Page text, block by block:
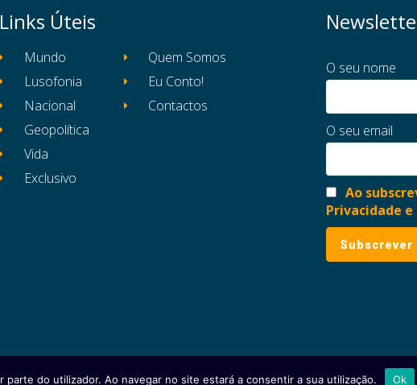
Links Úteis
Mundo
Lusofonia
Nacional
Geopolítica
Vida
Exclusivo
Quem Somos
Eu Conto!
Contactos
O seu nome
O seu email
Ao
Privacidade e
Ficha Técnica Estatuto Editorial Política de
do utilizador. Ao navegar no site estará a consentir a sua utilização. Ok